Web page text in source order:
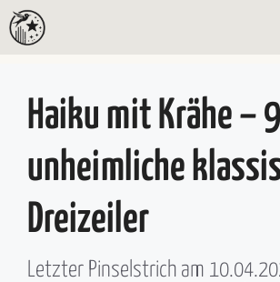
Zum
Inhalt
Haiku mit Krähe – 9
unheimliche
Dreizeiler
Letzter Pinselstrich am